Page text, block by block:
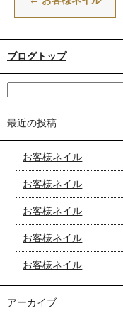
ブログトップ
最近の投稿
お客様ネイル
お客様ネイル
お客様ネイル
お客様ネイル
お客様ネイル
アーカイブ